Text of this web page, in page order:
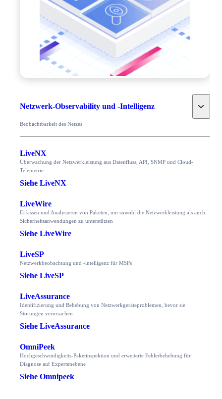
Netzwerk-Observability und -Intelligenz Toggle
Beobachtbarkeit des Netzes
LiveNX
Überwachung der Netzwerkleistung aus Datenfluss, API, SNMP und Cloud-
Telemetrie
Siehe LiveNX
LiveWire
Erfassen und Analysieren von Paketen, um sowohl die Netzwerkleistung als auch
Sicherheitsanwendungen zu unterstützen
Siehe LiveWire
LiveSP
Netzwerkbeobachtung und -intelligenz für MSPs
Siehe LiveSP
LiveAssurance
Identifizierung und Behebung von Netzwerkgeräteproblemen, bevor sie
Störungen verursachen
Siehe LiveAssurance
OmniPeek
Hochgeschwindigkeits-Paketinspektion und erweiterte Fehlerbehebung für
Diagnose auf Expertenebene
Siehe Omnipeek